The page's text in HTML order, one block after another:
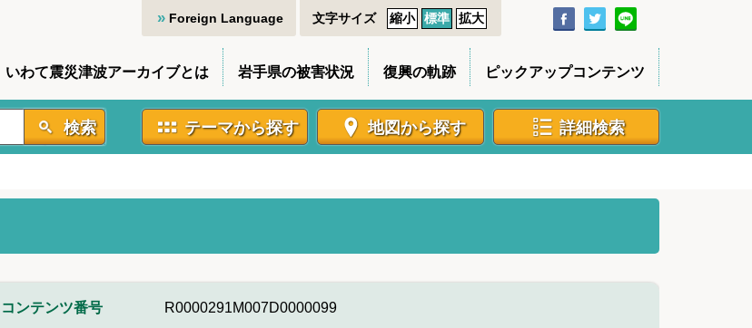
Foreign Language 文字サイズ 縮小 標準 拡大
いわて震災津波アーカイブとは 岩手県の被害状況 復興の軌跡 ピックアップコンテンツ
検索 テーマから探す 地図から探す 詳細検索
コンテンツ番号 R0000291M007D0000099